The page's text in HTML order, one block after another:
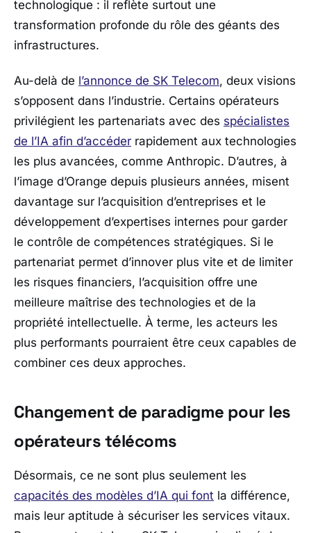
technologique : il reflète surtout une
transformation profonde du rôle des géants des
infrastructures.
Au-delà de l’annonce de SK Telecom, deux visions
s’opposent dans l’industrie. Certains opérateurs
privilégient les partenariats avec des spécialistes
de l’IA afin d’accéder rapidement aux technologies
les plus avancées, comme Anthropic. D’autres, à
l’image d’Orange depuis plusieurs années, misent
davantage sur l’acquisition d’entreprises et le
développement d’expertises internes pour garder
le contrôle de compétences stratégiques. Si le
partenariat permet d’innover plus vite et de limiter
les risques financiers, l’acquisition offre une
meilleure maîtrise des technologies et de la
propriété intellectuelle. À terme, les acteurs les
plus performants pourraient être ceux capables de
combiner ces deux approches.
Changement de paradigme pour les
opérateurs télécoms
Désormais, ce ne sont plus seulement les
capacités des modèles d’IA qui font la différence,
mais leur aptitude à sécuriser les services vitaux.